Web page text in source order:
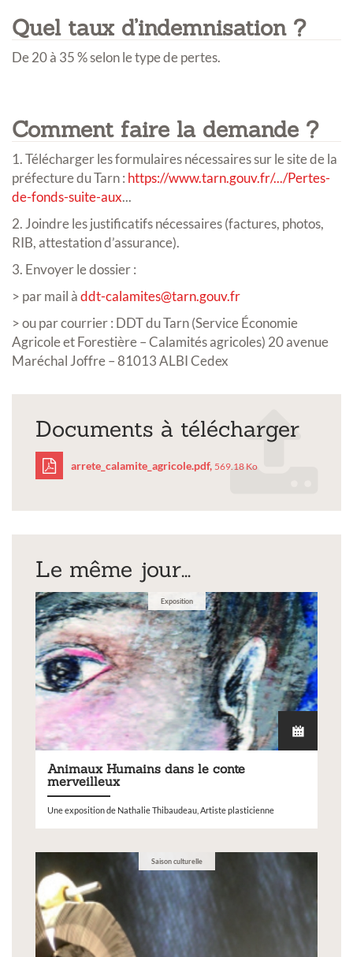
Quel taux d’indemnisation ?
De 20 à 35 % selon le type de pertes.
Comment faire la demande ?
1. Télécharger les formulaires nécessaires sur le site de la
préfecture du Tarn : https://www.tarn.gouv.fr/.../Pertes-
de-fonds-suite-aux...
2. Joindre les justificatifs nécessaires (factures, photos,
RIB, attestation d’assurance).
3. Envoyer le dossier :
> par mail àddt-calamites@tarn.gouv.fr
> ou par courrier : DDT du Tarn (Service Économie
Agricole et Forestière – Calamités agricoles) 20 avenue
Maréchal Joffre – 81013 ALBI Cedex
Documents à télécharger
arrete_calamite_agricole.pdf, 569.18 Ko
Le même jour...
Exposition
Animaux Humains dans le conte
merveilleux
Une exposition de Nathalie Thibaudeau, Artiste plasticienne
Saison culturelle